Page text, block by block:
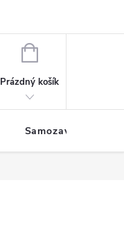
NÁKUPNÍ
Prázdný košík
Samozavlažovací